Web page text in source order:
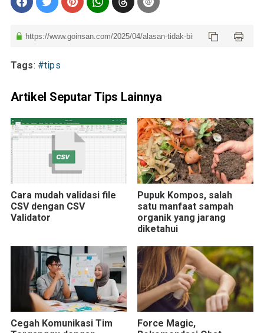
Tags: #tips
Artikel Seputar Tips Lainnya
Cara mudah validasi file
CSV dengan CSV
Validator
Pupuk Kompos, salah
satu manfaat sampah
organik yang jarang
diketahui
Cegah Komunikasi Tim
Force Magic,